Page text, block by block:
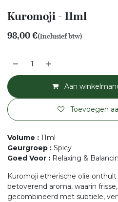
Kuromoji - 11ml
98,00€(Inclusief btw)
Aan
Toevoegen
Volume : 11ml
Geurgroep : Spicy
Goed Voor : Relaxing &
Kuromoji etherische olie
betoverend aroma, waarin
gecombineerd met subtiele,